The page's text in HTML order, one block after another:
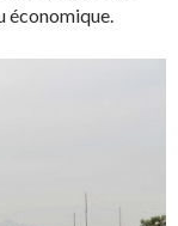
économique.